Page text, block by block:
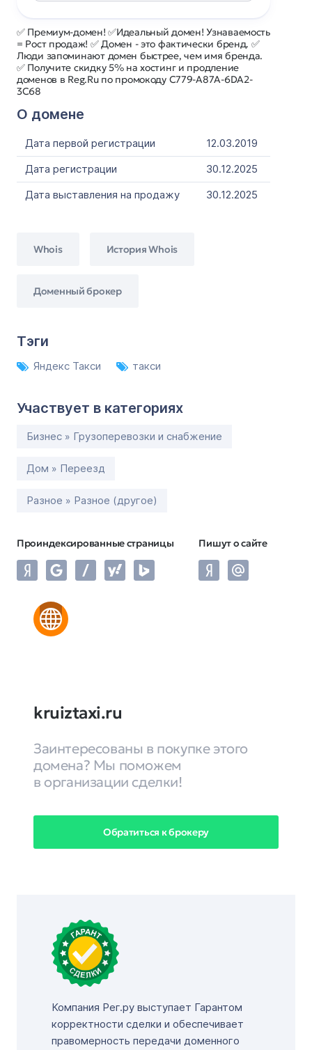
✅ Премиум-домен! ✅Идеальный домен! Узнаваемость
= Рост продаж! ✅ Домен - это фактически бренд. ✅
Люди запоминают домен быстрее, чем имя бренда.
✅ Получите скидку 5% на хостинг и продление
доменов в Reg.Ru по промокоду C779-A87A-6DA2-
3C68
О домене
Дата первой регистрации
12.03.2019
Дата регистрации
30.12.2025
Дата выставления на продажу
30.12.2025
Whois История Whois
Доменный брокер
Тэги
Яндекс Такси такси
Участвует в категориях
Бизнес » Грузоперевозки и снабжение
Дом » Переезд
Разное » Разное (другое)
Проиндексированные страницы Пишут о сайте
kruiztaxi.ru
Заинтересованы в покупке этого
домена? Мы поможем
в организации сделки!
Обратиться к брокеру
Компания Рег.ру выступает Гарантом
корректности сделки и обеспечивает
правомерность передачи доменного